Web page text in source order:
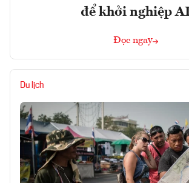
để khởi nghiệp
Đọc ngay
Du lịch